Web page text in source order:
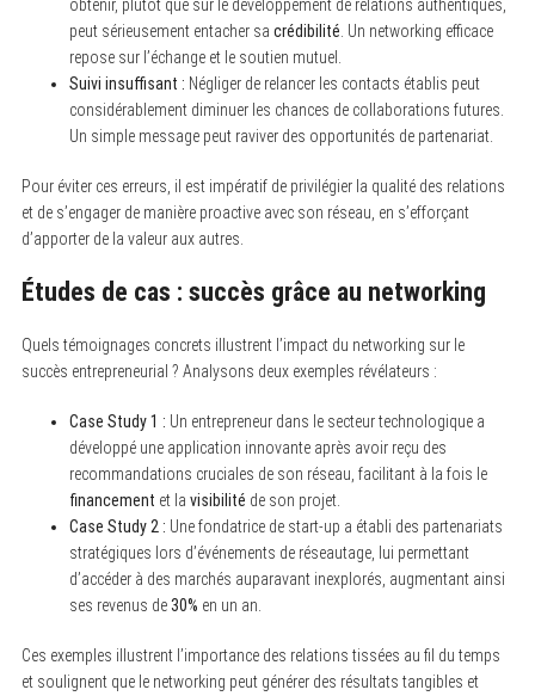
obtenir, plutôt que sur le développement de relations authentiques,
peut sérieusement entacher sa crédibilité . Un networking efficace
repose sur l’échange et le soutien mutuel.
Suivi insuffisant : Négliger de relancer les contacts établis peut
considérablement diminuer les chances de collaborations futures.
Un simple message peut raviver des opportunités de partenariat.
Pour éviter ces erreurs, il est impératif de privilégier la qualité des relations
et de s’engager de manière proactive avec son réseau, en s’efforçant
d’apporter de la valeur aux autres.
Études de cas : succès grâce au networking
Quels témoignages concrets illustrent l’impact du networking sur le
succès entrepreneurial ? Analysons deux exemples révélateurs :
Case Study 1 : Un entrepreneur dans le secteur technologique a
développé une application innovante après avoir reçu des
recommandations cruciales de son réseau, facilitant à la fois le
financement et la visibilité de son projet.
Case Study 2 : Une fondatrice de start-up a établi des partenariats
stratégiques lors d’événements de réseautage, lui permettant
d’accéder à des marchés auparavant inexplorés, augmentant ainsi
ses revenus de30% en un an.
Ces exemples illustrent l’importance des relations tissées au fil du temps
et soulignent que le networking peut générer des résultats tangibles et